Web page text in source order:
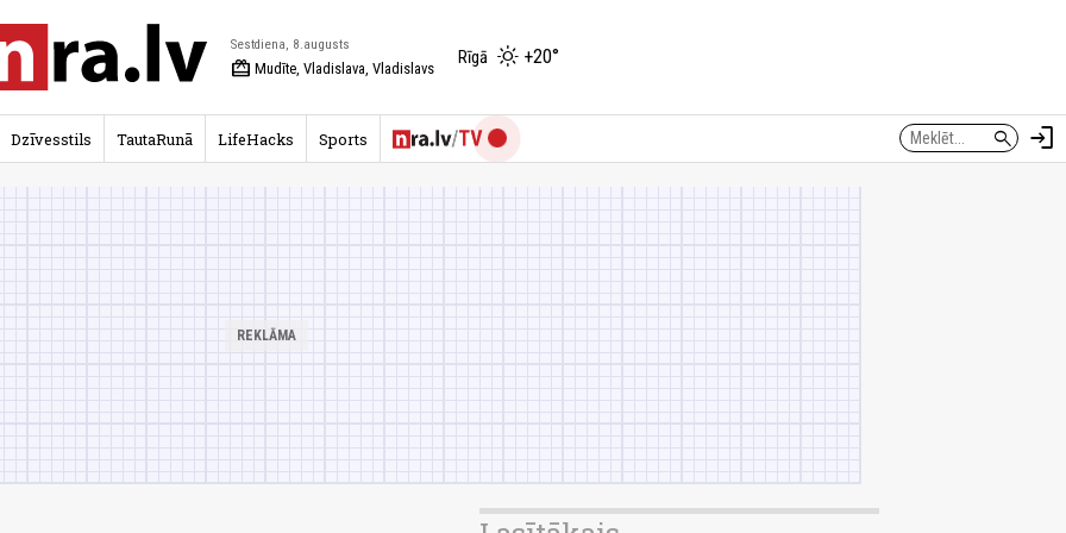
Sestdiena, 8.augusts
redeem Mudīte, Vladislava, Vladislavs
Rīgā +20°
search login
Dzīvesstils TautaRunā LifeHacks Sports